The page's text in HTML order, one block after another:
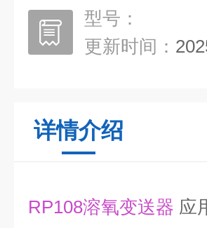
型号：
更新时间：
详情介绍
RP108溶氧变送器 应